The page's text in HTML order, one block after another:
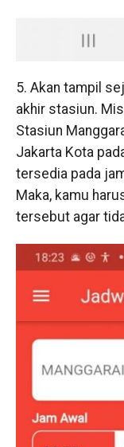
5. Akan tampil
akhir stasiun.
Stasiun
Jakarta Kota
tersedia pada
Maka, kamu
tersebut agar